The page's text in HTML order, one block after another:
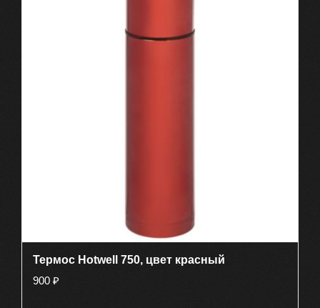
Термос Hotwell 750, цвет красный
900 ₽